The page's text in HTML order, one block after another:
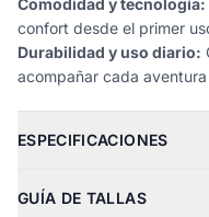
Comodidad y tecnología:
confort desde el primer
Durabilidad y uso diario:
acompañar cada
ESPECIFICACIONES
GUÍA DE TALLAS